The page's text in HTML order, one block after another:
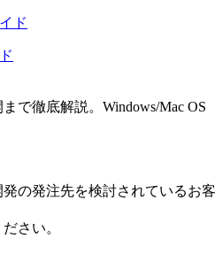
で徹底解説。Windows/Mac OS
の発注先を検討されているお客
さい。